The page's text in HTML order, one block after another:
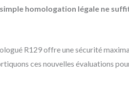
homologation légale ne
R129 offre une sécurité
ces nouvelles évaluations